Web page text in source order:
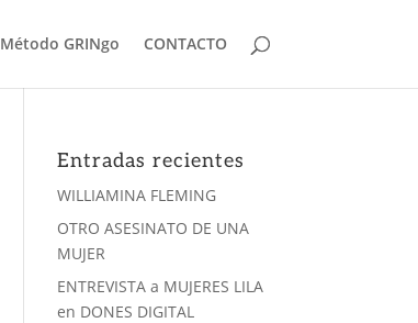
Método GRINgo CONTACTO
Entradas recientes
WILLIAMINA FLEMING
OTRO ASESINATO DE UNA
MUJER
ENTREVISTA a MUJERES LILA
en DONES DIGITAL